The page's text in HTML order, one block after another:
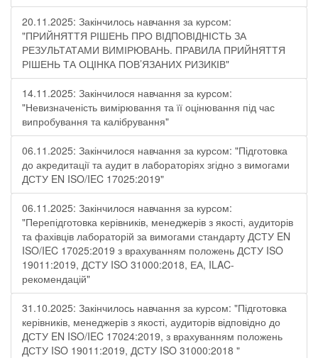
20.11.2025: Закінчилось навчання за курсом:
"ПРИЙНЯТТЯ РІШЕНЬ ПРО ВІДПОВІДНІСТЬ ЗА
РЕЗУЛЬТАТАМИ ВИМІРЮВАНЬ. ПРАВИЛА ПРИЙНЯТТЯ
РІШЕНЬ ТА ОЦІНКА ПОВ’ЯЗАНИХ РИЗИКІВ"
14.11.2025: Закінчилося навчання за курсом:
"Невизначеність вимірювання та її оцінювання під час
випробування та калібрування"
06.11.2025: Закінчилося навчання за курсом: "Підготовка
до акредитації та аудит в лабораторіях згідно з вимогами
ДСТУ EN ISO/IEC 17025:2019"
06.11.2025: Закінчилося навчання за курсом:
"Перепідготовка керівників, менеджерів з якості, аудиторів
та фахівців лабораторій за вимогами стандарту ДСТУ EN
ISO/IEC 17025:2019 з врахуванням положень ДСТУ ISO
19011:2019, ДСТУ ISO 31000:2018, ЕА, ILAC-
рекомендацій"
31.10.2025: Закінчилось навчання за курсом: "Підготовка
керівників, менеджерів з якості, аудиторів відповідно до
ДСТУ EN ISO/IEC 17024:2019, з врахуванням положень
ДСТУ ISO 19011:2019, ДСТУ ISO 31000:2018 "